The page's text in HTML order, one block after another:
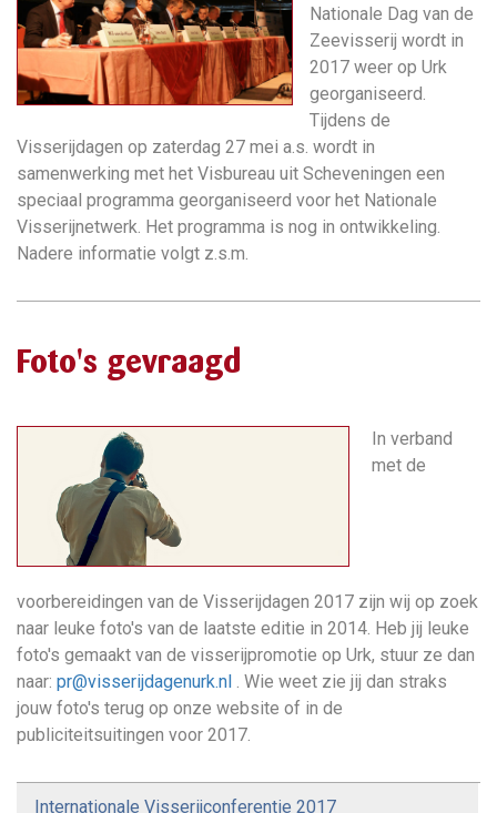
Nationale Dag van de
Zeevisserij wordt in
2017 weer op Urk
georganiseerd.
Tijdens de
Visserijdagen op zaterdag 27 mei a.s. wordt in
samenwerking met het Visbureau uit Scheveningen een
speciaal programma georganiseerd voor het Nationale
Visserijnetwerk. Het programma is nog in ontwikkeling.
Nadere informatie volgt z.s.m.
Foto's gevraagd
In verband
met de
voorbereidingen van de Visserijdagen 2017 zijn wij op zoek
naar leuke foto's van de laatste editie in 2014. Heb jij leuke
foto's gemaakt van de visserijpromotie op Urk, stuur ze dan
naar: pr@visserijdagenurk.nl . Wie weet zie jij dan straks
jouw foto's terug op onze website of in de
publiciteitsuitingen voor 2017.
Internationale Visserijconferentie 2017